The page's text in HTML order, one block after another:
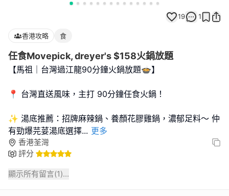
19 1
香港攻略 食
任食Movepick, dreyer's $158火鍋放題
【馬祖｜台灣過江龍90分鐘火鍋放題🍲】
📍 台灣直送風味，主打 90分鐘任食火鍋！
✨ 湯底推薦：招牌麻辣鍋、養顏花膠雞鍋，濃郁足料～ 仲
有勁爆芫荽湯底選擇... 更多
香港荃灣
評分
顯示所有留言(1)...